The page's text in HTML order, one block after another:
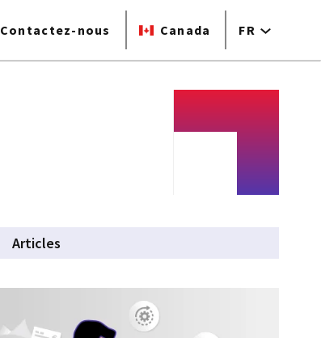
Contactez-nous Canada FR
Articles